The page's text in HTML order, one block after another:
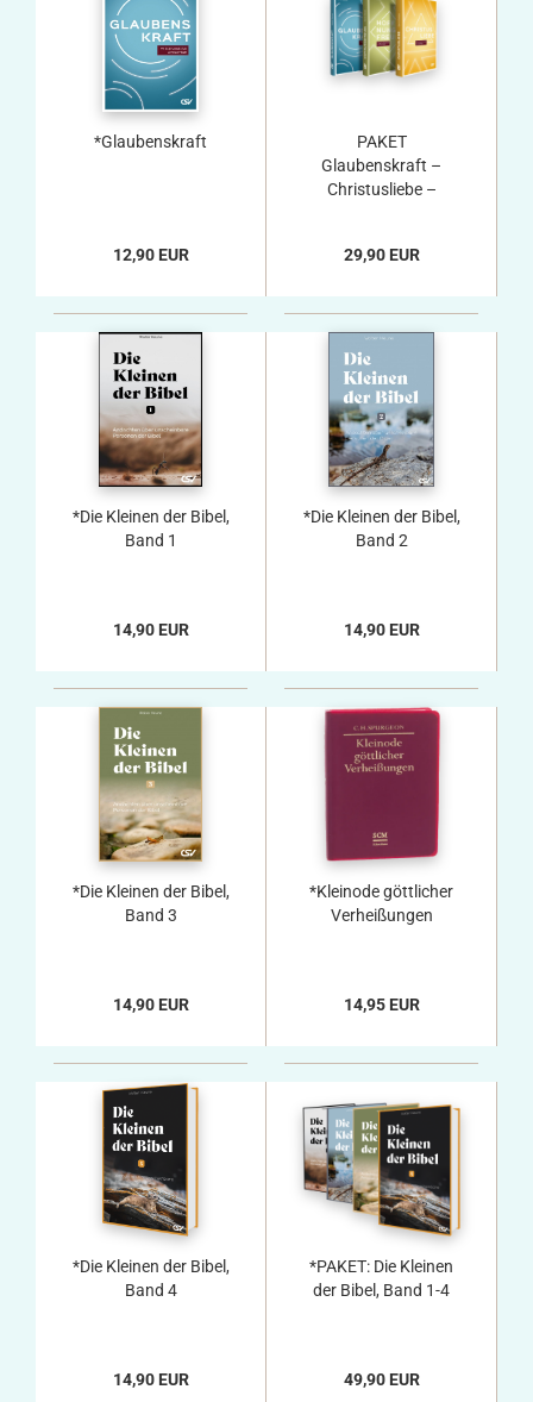
*Glaubenskraft
12,90 EUR
PAKET
Glaubenskraft –
Christusliebe –
29,90 EUR
*Die Kleinen der Bibel,
Band 1
14,90 EUR
*Die Kleinen der Bibel,
Band 2
14,90 EUR
*Die Kleinen der Bibel,
Band 3
14,90 EUR
*Kleinode göttlicher
Verheißungen
14,95 EUR
*Die Kleinen der Bibel,
Band 4
14,90 EUR
*PAKET: Die Kleinen
der Bibel, Band 1-4
49,90 EUR